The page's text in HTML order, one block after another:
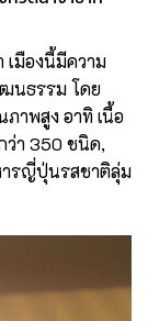
เมืองนี้มีความ
นธรรม โดย
าพสูง อาทิ เนื้อ
ว่า 350 ชนิด,
ารญี่ปุ่นรสชาติลุ่ม